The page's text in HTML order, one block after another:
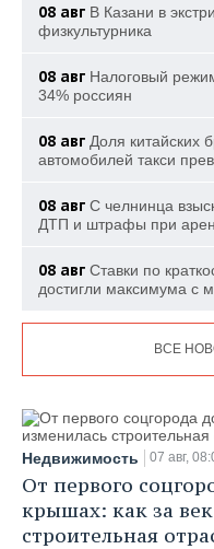
08 авг В Казани в
физкультурника
08 авг Налоговый
34% россиян
08 авг Доля китайских
автомобилей такси
08 авг С челнинца
ДТП и штрафы при
08 авг Ставки по
достигли максимума с
ВСЕ
Недвижимость 07 авг,
От первого
крышах: как за
строительная